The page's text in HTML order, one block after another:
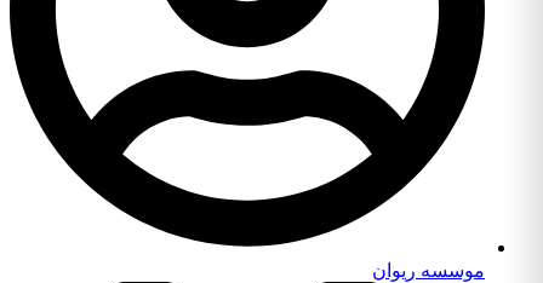
موسسه ریوان